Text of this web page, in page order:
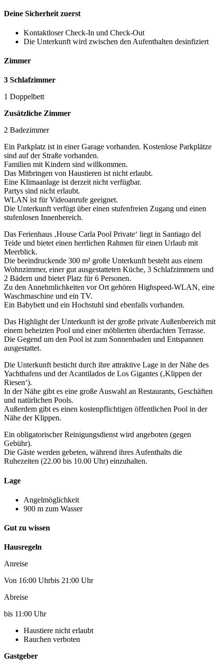
Deine Sicherheit zuerst
Kontaktloser Check-In und Check-Out
Die Unterkunft wird zwischen den Aufenthalten desinfiziert
Zimmer
3 Schlafzimmer
1 Doppelbett
Zusätzliche Zimmer
2 Badezimmer
Ein Parkplatz ist in einer Garage vorhanden. Kostenlose Parkplätze
sind auf der Straße vorhanden.
Familien mit Kindern sind willkommen.
Das Mitbringen von Haustieren ist nicht erlaubt.
Eine Klimaanlage ist derzeit nicht verfügbar.
Partys sind nicht erlaubt.
WLAN ist für Videoanrufe geeignet.
Die Unterkunft verfügt über einen stufenfreien Zugang und einen
stufenlosen Innenbereich.
Das Ferienhaus ‚House Carla Pool Private‘ liegt in Santiago del
Teide und bietet einen herrlichen Rahmen für einen Urlaub mit
Meerblick.
Die beeindruckende 300 m² große Unterkunft besteht aus einem
Wohnzimmer, einer gut ausgestatteten Küche, 3 Schlafzimmern und
2 Bädern und bietet Platz für 6 Personen.
Zu den Annehmlichkeiten vor Ort gehören Highspeed-WLAN, eine
Waschmaschine und ein TV.
Ein Babybett und ein Hochstuhl sind ebenfalls vorhanden.
Das Highlight der Unterkunft ist der große private Außenbereich mit
einem beheizten Pool und einer möblierten überdachten Terrasse.
Die Gegend um den Pool ist zum Sonnenbaden und Entspannen
ausgestattet.
Die Unterkunft besticht durch ihre attraktive Lage in der Nähe des
Yachthafens und der Acantilados de Los Gigantes (‚Klippen der
Riesen‘).
In der Nähe gibt es eine große Auswahl an Restaurants, Geschäften
und natürlichen Pools.
Außerdem gibt es einen kostenpflichtigen öffentlichen Pool in der
Nähe der Klippen.
Ein obligatorischer Reinigungsdienst wird angeboten (gegen
Gebühr).
Die Gäste werden gebeten, während ihres Aufenthalts die
Ruhezeiten (22.00 bis 10.00 Uhr) einzuhalten.
Lage
Angelmöglichkeit
900 m zum Wasser
Gut zu wissen
Hausregeln
Anreise
Von 16:00 Uhrbis 21:00 Uhr
Abreise
bis 11:00 Uhr
Haustiere nicht erlaubt
Rauchen verboten
Gastgeber